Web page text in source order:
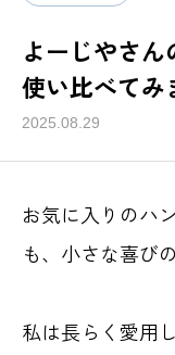
よーじやさ
使い比べてみ
2025.08.29
お気に入りのハ
も、小さな喜び
私は長らく愛用